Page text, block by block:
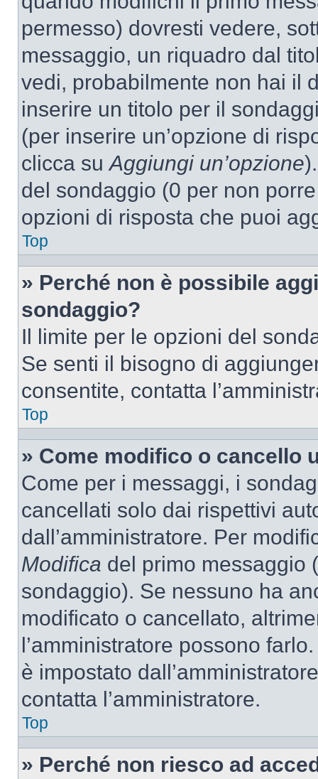
permesso) dovresti vedere,
messaggio, un riquadro dal
vedi, probabilmente non hai il
inserire un titolo per il
(per inserire un’opzione di
clicca suAggiungi un’opzione
del sondaggio (0 per non
opzioni di risposta che puoi
Top
» Perché non è possibile
sondaggio?
Il limite per le opzioni del
Se senti il bisogno di
consentite, contatta
Top
» Come modifico o cancello
Come per i messaggi, i
cancellati solo dai rispettivi
dall’amministratore. Per
Modifica del primo messaggio
sondaggio). Se nessuno ha
modificato o cancellato,
l’amministratore possono
è impostato
contatta l’amministratore.
Top
» Perché non riesco ad